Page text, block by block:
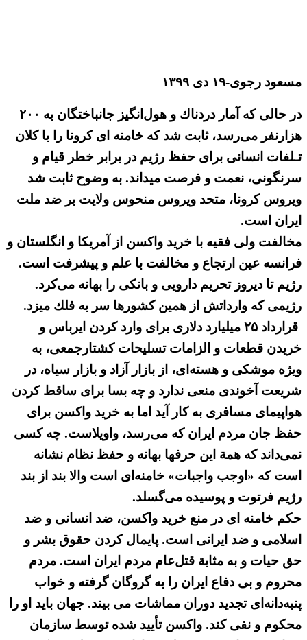
مسعود رجوی-۱۹ دی ۱۳۹۹
در حالی كه آمار دردناك و هول‌انگیز جانباختگان به ۲۰۰
هزارنفر می‌رسد، ثابت شد كه خامنه ای كرونا را با كلان
تـلفات انسانی برای حفظ رژیم در برابر خطر قیام و
سرنگونی، نعمت و فرصت میداند. به وضوح ثابت شد
ویروس كرونا، متحد ویروس منحوس ولایت بر ضد ملت
ایران است.
مخالفت ولی فقیه با خرید واكسن از آمریكا و انگلستان و
فرانسه عین ارتجاع و مخالفت با علم و پیشرفت است.
رژیم تا دیروز تحریم دارویی و بانكی را بهانه می‌كرد.
رژیمی كه وارداتش از همین كشورها سر به فلك میزد.
قرارداد ۲۵ میلیارد دلاری برای وارد كردن ایرباس و
خریدن قطعات و الزامات تسلیحات كشتارجمعی، به
ویژه موشكی و هسته‌ای، از بازار آزاد و بازار سیاه، در
شریعت آخوندی منعی ندارد و چه بسا برای ساقط كردن
هواپیمای مسافری به كار آید اما به خرید واكسن برای
حفظ جان مردم ایران كه می‌رسد، واویلاست. چه كسی
نمی‌داند كه همة این حرفها بهانه و حفظ نظام نشانه
است كه «اوجب واجبات» خامنه‌ای است والا بند از بند
رژیم فرتوت و پوسیده می‌گسلد.
حكم خامنه ای در منع خرید واكسن، ضد انسانی و ضد
اسلامی و ضد ایرانی است. پایمال كردن حقوق بشر و
حق حیات و به مثابة قتل‌عام مردم ایران است. مردم
محروم و بی دفاع ایران را به گروگان گرفته و خواب
پنبه‌دانه‌ای تجدید دوران مماشات می بیند. جهان باید او را
محكوم و نفی كند. واكسن تأیید شده توسط سازمان